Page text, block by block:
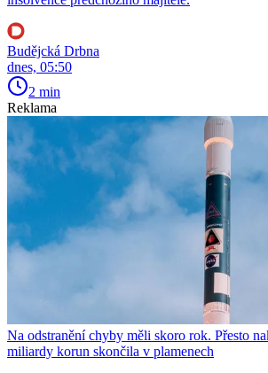
Budějcká Drbna
dnes, 05:50
2 min
Reklama
Na odstranění chyby měli skoro rok. Přesto
miliardy korun skončila v plamenech